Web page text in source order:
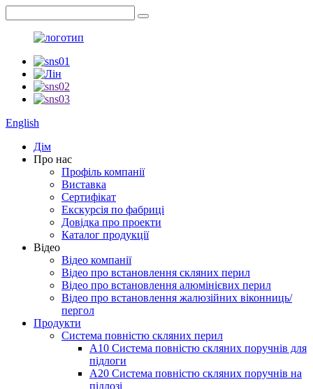
English
Дім
Про нас
Профіль компанії
Виставка
Сертифікат
Екскурсія по фабриці
Довідка про проекти
Каталог продукції
Відео
Відео компанії
Відео про встановлення скляних перил
Відео про встановлення алюмінієвих перил
Відео про встановлення жалюзійних віконниць/
пергол
Продукти
Система повністю скляних перил
A10 Система повністю скляних поручнів для
підлоги
A20 Система повністю скляних поручнів на
підлозі